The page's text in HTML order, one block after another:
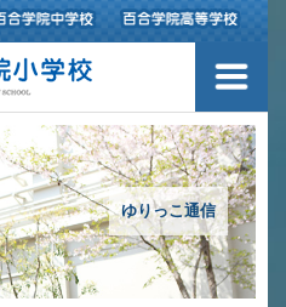
ゆりっこ通信
３つの豊かさ・沿革
施設紹介
アクセスマップ
制服紹介
スクールバス運行